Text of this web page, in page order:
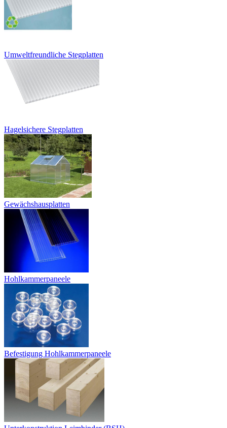
Umweltfreundliche Stegplatten
Hagelsichere Stegplatten
Gewächshausplatten
Hohlkammerpaneele
Befestigung Hohlkammerpaneele